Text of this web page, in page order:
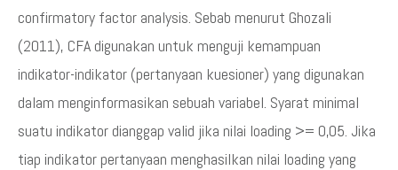
confirmatory factor analysis. Sebab menurut Ghozali
(2011), CFA digunakan untuk menguji kemampuan
indikator-indikator (pertanyaan kuesioner) yang digunakan
dalam menginformasikan sebuah variabel. Syarat minimal
suatu indikator dianggap valid jika nilai loading >= 0,05. Jika
tiap indikator pertanyaan menghasilkan nilai loading yang